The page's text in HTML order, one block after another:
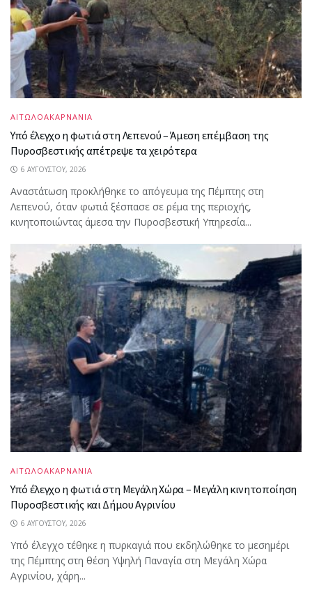
ΑΙΤΩΛΟΑΚΑΡΝΑΝΙΑ
Υπό έλεγχο η φωτιά στη Λεπενού – Άμεση επέμβαση της
Πυροσβεστικής απέτρεψε τα χειρότερα
6 ΑΥΓΟΎΣΤΟΥ, 2026
Αναστάτωση προκλήθηκε το απόγευμα της Πέμπτης στη
Λεπενού, όταν φωτιά ξέσπασε σε ρέμα της περιοχής,
κινητοποιώντας άμεσα την Πυροσβεστική Υπηρεσία...
ΑΙΤΩΛΟΑΚΑΡΝΑΝΙΑ
Υπό έλεγχο η φωτιά στη Μεγάλη Χώρα – Μεγάλη κινητοποίηση
Πυροσβεστικής και Δήμου Αγρινίου
6 ΑΥΓΟΎΣΤΟΥ, 2026
Υπό έλεγχο τέθηκε η πυρκαγιά που εκδηλώθηκε το μεσημέρι
της Πέμπτης στη θέση Υψηλή Παναγία στη Μεγάλη Χώρα
Αγρινίου, χάρη...